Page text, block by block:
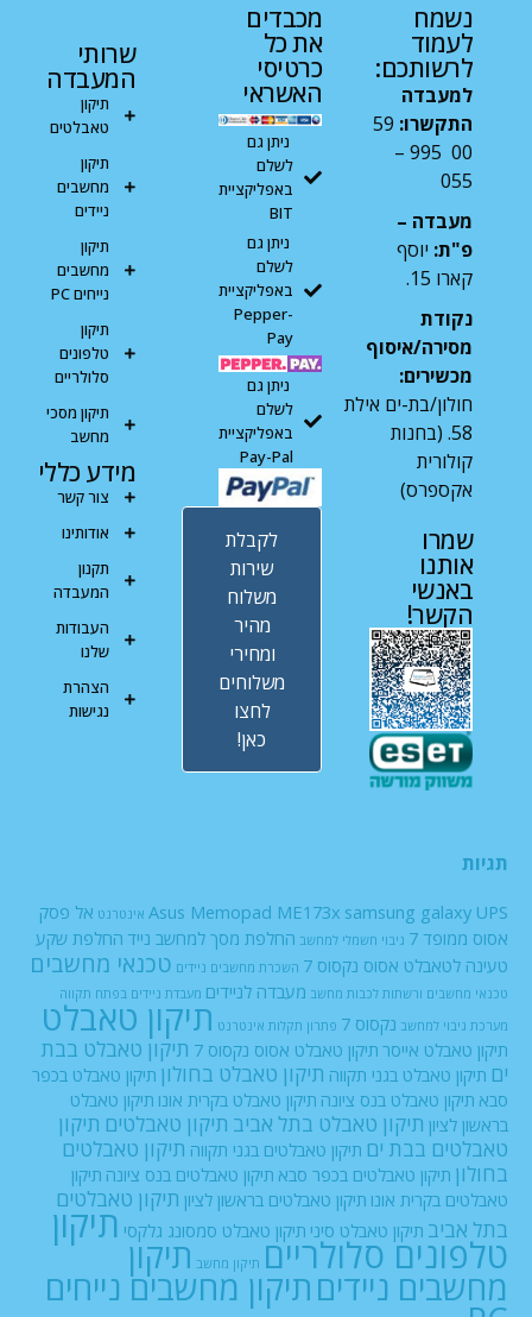
נשמח
לעמוד
לרשותכם:
למעבדה
התקשרו: 59
00 995 –
055
מעבדה –
פ"ת: יוסף
קארו 15.
נקודת
מסירה/איסוף
מכשירים:
חולון/בת-ים אילת
58. (בחנות
קולורית
אקספרס)
שמרו
אותנו
באנשי
הקשר!
מכבדים
את כל
כרטיסי
האשראי
ניתן גם
לשלם
באפליקציית
BIT
ניתן גם
לשלם
באפליקציית
Pepper-
Pay
ניתן גם
לשלם
באפליקציית
Pay-Pal
לקבלת
שירות
משלוח
מהיר
ומחירי
משלוחים
לחצו
כאן!
שרותי
המעבדה
תיקון
טאבלטים
תיקון
מחשבים
ניידים
תיקון
מחשבים
נייחים PC
תיקון
טלפונים
סלולריים
תיקון מסכי
מחשב
מידע כללי
צור קשר
אודותינו
תקנון
המעבדה
העבודות
שלנו
הצהרת
נגישות
תגיות
Asus Memopad ME173x samsung galaxy UPS אינטרנט אל פסק
אסוס ממופד 7
גיבוי חשמלי למחשב החלפת מסך למחשב נייד החלפת שקע
טעינה לטאבלט אסוס נקסוס 7
השכרת מחשבים ניידים טכנאי מחשבים
טכנאי מחשבים ורשתות לכבות מחשב מעבדה לניידים מעבדת ניידים בפתח תקווה
מערכת גיבוי למחשב נקסוס 7 פתרון תקלות אינטרנט תיקון טאבלט
תיקון טאבלט אייסר תיקון טאבלט אסוס נקסוס 7
תיקון טאבלט בבת
ים תיקון טאבלט בגני תקווה תיקון טאבלט בחולון תיקון טאבלט בכפר
סבא תיקון טאבלט בנס ציונה תיקון טאבלט בקרית אונו תיקון טאבלט
בראשון לציון תיקון טאבלט בתל אביב תיקון טאבלטים תיקון
טאבלטים בבת ים תיקון טאבלטים בגני תקווה תיקון טאבלטים
בחולון תיקון טאבלטים בכפר סבא תיקון טאבלטים בנס ציונה תיקון
טאבלטים בקרית אונו תיקון טאבלטים בראשון לציון תיקון טאבלטים
בתל אביב תיקון טאבלט סיני תיקון טאבלט סמסונג גלקסי תיקון
טלפונים סלולריים תיקון מחשב תיקון
מחשבים ניידיםתיקון מחשבים נייחים